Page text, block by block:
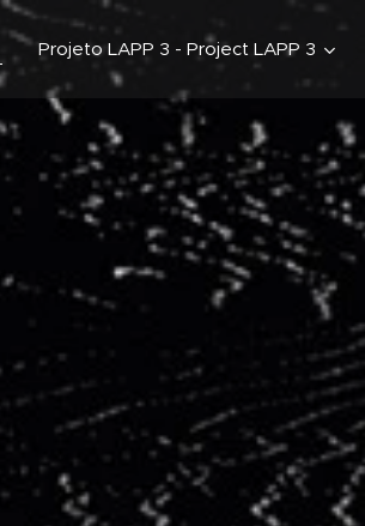
Projeto LAPP 3 - Project LAPP 3